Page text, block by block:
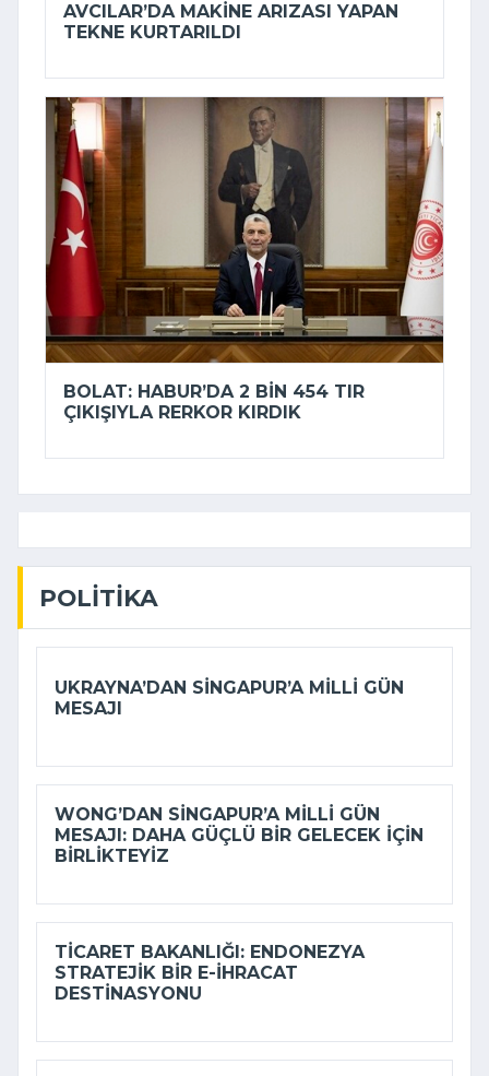
AVCILAR’DA MAKINE ARIZASI YAPAN
TEKNE KURTARILDI
BOLAT: HABUR’DA 2 BIN 454 TIR
ÇIKIŞIYLA RERKOR KIRDIK
POLITIKA
UKRAYNA’DAN SINGAPUR’A MILLI GÜN
MESAJI
WONG’DAN SINGAPUR’A MILLI GÜN
MESAJI: DAHA GÜÇLÜ BIR GELECEK IÇIN
BIRLIKTEYIZ
TICARET BAKANLIĞI: ENDONEZYA
STRATEJIK BIR E-İHRACAT
DESTINASYONU